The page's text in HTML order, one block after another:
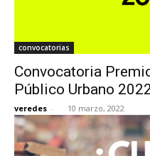
convocatorias
Convocatoria
Público Urbano
veredes - 10 marzo, 2022